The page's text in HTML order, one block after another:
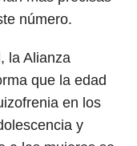
número.
la Alianza
que la edad
en los
y